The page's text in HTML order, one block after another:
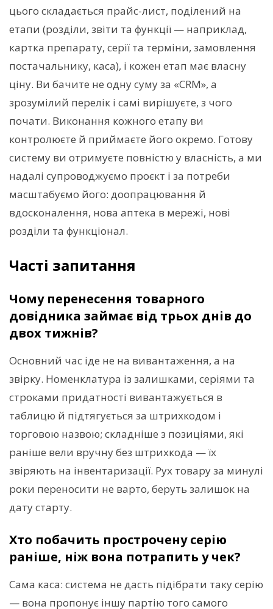
цього складається прайс-лист, поділений на
етапи (розділи, звіти та функції — наприклад,
картка препарату, серії та терміни, замовлення
постачальнику, каса), і кожен етап має власну
ціну. Ви бачите не одну суму за «CRM», а
зрозумілий перелік і самі вирішуєте, з чого
почати. Виконання кожного етапу ви
контролюєте й приймаєте його окремо. Готову
систему ви отримуєте повністю у власність, а ми
надалі супроводжуємо проєкт і за потреби
масштабуємо його: доопрацювання й
вдосконалення, нова аптека в мережі, нові
розділи та функціонал.
Часті запитання
Чому перенесення товарного
довідника займає від трьох днів до
двох тижнів?
Основний час іде не на вивантаження, а на
звірку. Номенклатура із залишками, серіями та
строками придатності вивантажується в
таблицю й підтягується за штрихкодом і
торговою назвою; складніше з позиціями, які
раніше вели вручну без штрихкода — їх
звіряють на інвентаризації. Рух товару за минулі
роки переносити не варто, беруть залишок на
дату старту.
Хто побачить прострочену серію
раніше, ніж вона потрапить у чек?
Сама каса: система не дасть підібрати таку серію
— вона пропонує іншу партію того самого